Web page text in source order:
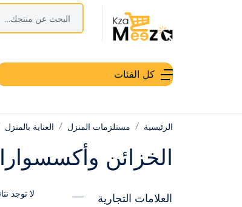
كل الفئات
الرئيسية مستلزمات المنزل العناية بالمنزل
الخزائن
العلامات التجارية لا توجد